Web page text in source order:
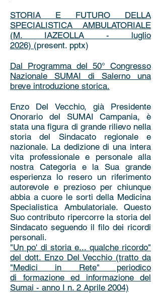
STORIA E FUTURO DELLA
SPECIALISTICA AMBULATORIALE
(M. IAZEOLLA - luglio
2026) (present. pptx)
Dal Programma del 50° Congresso
Nazionale SUMAI di Salerno una
breve introduzione storica.
Enzo Del Vecchio, già Presidente
Onorario del SUMAI Campania, è
stata una figura di grande rilievo nella
storia del Sindacato regionale e
nazionale. La dedizione di una intera
vita professionale e personale alla
nostra Categoria e la Sua grande
esperienza lo resero un riferimento
autorevole e prezioso per chiunque
abbia a cuore le sorti della Medicina
Specialistica Ambulatoriale. Questo
Suo contributo ripercorre la storia del
Sindacato seguendo il filo dei ricordi
personali.
"Un po' di storia e... qualche ricordo"
del dott. Enzo Del Vecchio (tratto da
"Medici in Rete" periodico
di formazione ed informazione del
Sumai - anno I n. 2 Aprile 2004)